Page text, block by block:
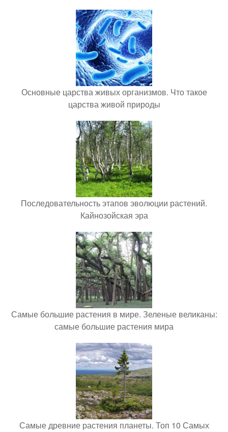
Основные царства живых организмов. Что такое
царства живой природы
Последовательность этапов эволюции растений.
Кайнозойская эра
Самые большие растения в мире. Зеленые великаны:
самые большие растения мира
Самые древние растения планеты. Топ 10 Самых